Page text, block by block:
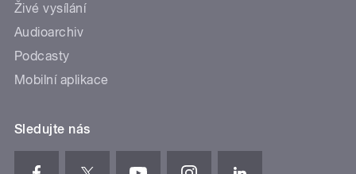
Živé vysílání
Audioarchiv
Podcasty
Mobilní aplikace
Sledujte nás